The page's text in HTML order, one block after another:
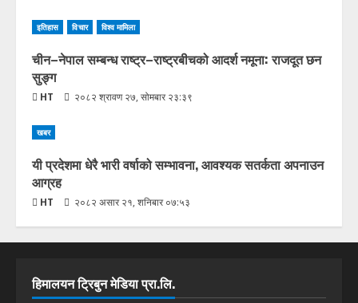
इतिहास विचार विश्व मामिला
चीन–नेपाल सम्बन्ध राष्ट्र–राष्ट्रबीचको आदर्श नमूना: राजदूत छन
सुङ्ग
HT २०८२ श्रावण २७, सोमबार २३:३९
खबर
यी प्रदेशमा धेरै भारी वर्षाको सम्भावना, आवश्यक सतर्कता अपनाउन
आग्रह
HT २०८२ असार २१, शनिबार ०७:५३
हिमालयन ट्रिबुन मेडिया प्रा.लि.